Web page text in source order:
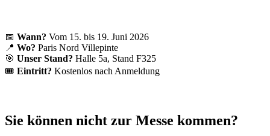
📅 Wann? Vom 15. bis 19. Juni 2026
📍 Wo? Paris Nord Villepinte
🎯 Unser Stand? Halle 5a, Stand F325
🎟️ Eintritt? Kostenlos nach Anmeldung
Sie können nicht zur Messe kommen?